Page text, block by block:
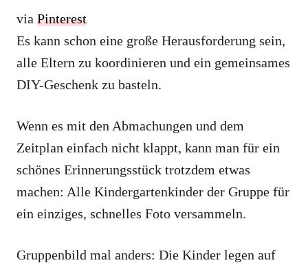
via Pinterest
Es kann schon eine große Herausforderung sein,
alle Eltern zu koordinieren und ein gemeinsames
DIY-Geschenk zu basteln.
Wenn es mit den Abmachungen und dem
Zeitplan einfach nicht klappt, kann man für ein
schönes Erinnerungsstück trotzdem etwas
machen: Alle Kindergartenkinder der Gruppe für
ein einziges, schnelles Foto versammeln.
Gruppenbild mal anders: Die Kinder legen auf